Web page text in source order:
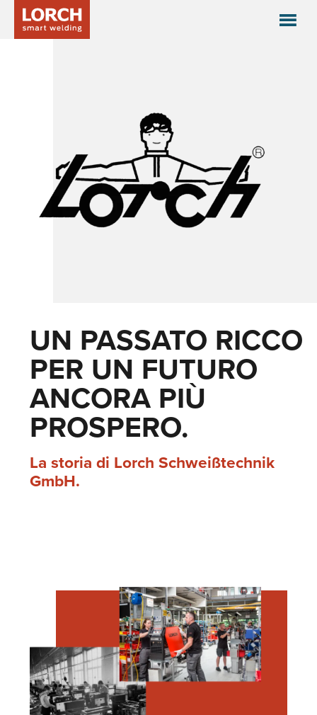
UN PASSATO RICCO
PER UN FUTURO
ANCORA PIÙ
PROSPERO.
La storia di Lorch Schweißtechnik
GmbH.